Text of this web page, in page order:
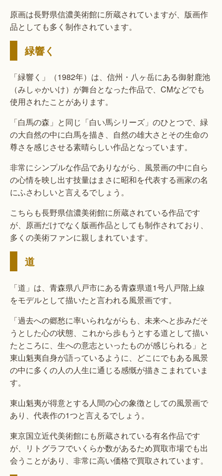
原画は長野県信濃美術館に所蔵されていますが、版画作
品としても多く制作されています。
緑響く
「緑響く」（1982年）は、信州・八ヶ岳にある御射鹿池
（みしゃかいけ）が舞台となった作品で、CMなどでも
使用されたことがあります。
「白馬の森」と同じ「白い馬シリーズ」のひとつで、緑
の大自然の中に白馬を描き、自然の雄大さとその生命の
尊さを感じさせる素晴らしい作品となっています。
非常にシンプルな作品でありながら、風景画の中に自ら
の心情を映し出す技量はまさに昭和を代表する画家の名
にふさわしいと言えるでしょう。
こちらも長野県信濃美術館に所蔵されている作品です
が、原画だけでなく版画作品としても制作されており、
多くの美術ファンに親しまれています。
道
「道」は、青森県八戸市にある青森県道1号八戸階上線
をモデルとして描いたと言われる風景画です。
「過去への郷愁に率いられながらも、未来へと歩みだそ
うとした心の状態、これから歩もうとする道として描い
たところに、生への意志といったものが感じられる」と
東山魁夷自身が語っているように、どこにでもある風景
の中に多くの人の人生に通じる感慨が描きこまれていま
す。
東山魁夷が得意とする人間の心の象徴としての風景画で
あり、代表作の1つと言えるでしょう。
東京国立近代美術館にも所蔵されている有名作品です
が、リトグラフでいくらか数があるため買取市場でも出
会うことがあり、非常に高い価格で買取されています。